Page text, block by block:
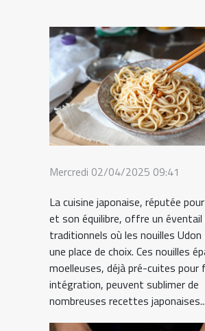
Mercredi 02/04/2025 09:41
La cuisine japonaise, réputée
et son équilibre, offre un
traditionnels où les nouilles
une place de choix. Ces nouilles
moelleuses, déjà pré-cuites pour
intégration, peuvent sublimer de
nombreuses recettes